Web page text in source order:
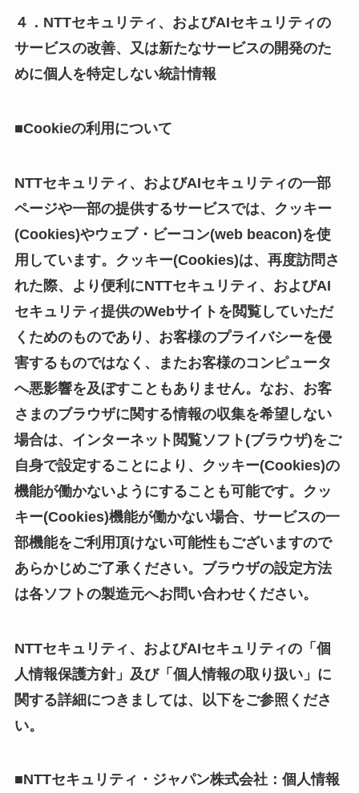
４．NTTセキュリティ、およびAIセキュリティの
サービスの改善、又は新たなサービスの開発のた
めに個人を特定しない統計情報
■Cookieの利用について
NTTセキュリティ、およびAIセキュリティの一部
ページや一部の提供するサービスでは、クッキー
(Cookies)やウェブ・ビーコン(web beacon)を使
用しています。クッキー(Cookies)は、再度訪問さ
れた際、より便利にNTTセキュリティ、およびAI
セキュリティ提供のWebサイトを閲覧していただ
くためのものであり、お客様のプライバシーを侵
害するものではなく、またお客様のコンピュータ
へ悪影響を及ぼすこともありません。なお、お客
さまのブラウザに関する情報の収集を希望しない
場合は、インターネット閲覧ソフト(ブラウザ)をご
自身で設定することにより、クッキー(Cookies)の
機能が働かないようにすることも可能です。クッ
キー(Cookies)機能が働かない場合、サービスの一
部機能をご利用頂けない可能性もございますので
あらかじめご了承ください。ブラウザの設定方法
は各ソフトの製造元へお問い合わせください。
NTTセキュリティ、およびAIセキュリティの「個
人情報保護方針」及び「個人情報の取り扱い」に
関する詳細につきましては、以下をご参照くださ
い。
■NTTセキュリティ・ジャパン株式会社：個人情報